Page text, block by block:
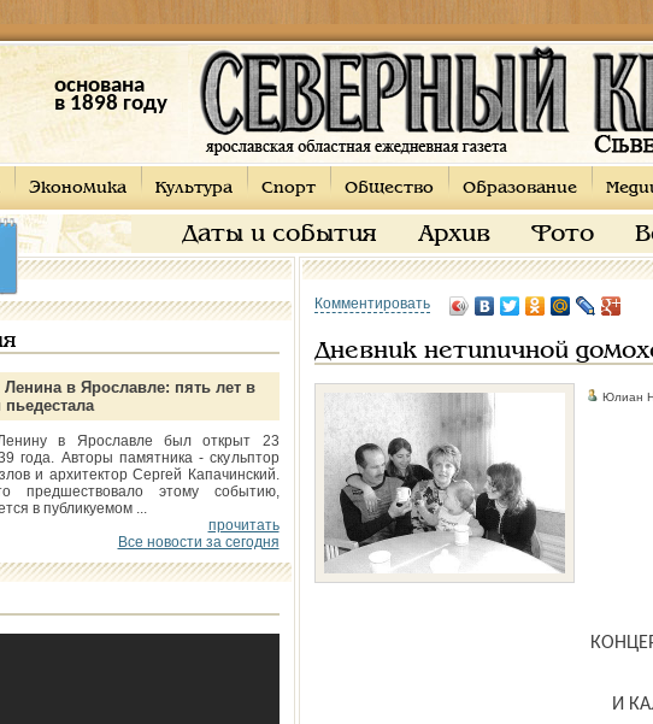
основана
в 1898 году
Экономика Культура Спорт Общество Образование
Даты и события Архив Фото
Ленина в Ярославле: пять лет в
в Ярославле был открыт 23
года. Авторы памятника - скульптор
и архитектор Сергей Капачинский.
предшествовало этому событию,
в публикуемом ...
прочитать
Все новости за сегодня
Комментировать
Дневник нетипичной
Юлиан
И